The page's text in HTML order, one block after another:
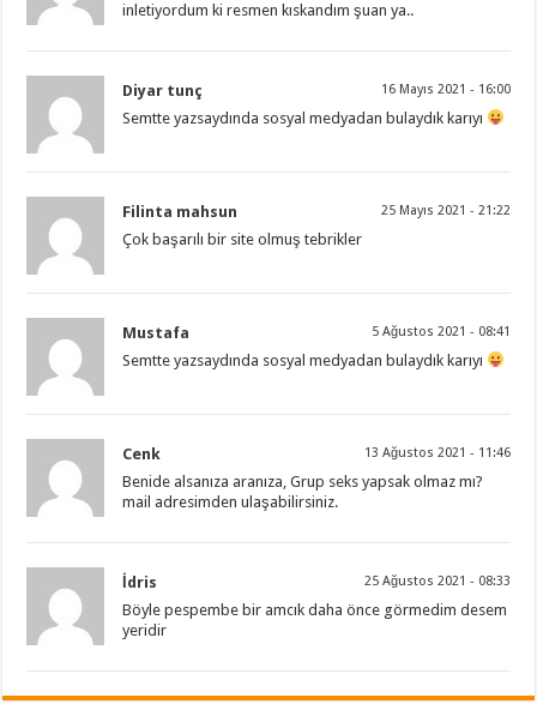
inletiyordum ki resmen kıskandım şuan ya..
Diyar tunç 16 Mayıs 2021 - 16:00
Semtte yazsaydında sosyal medyadan bulaydık karıyı
Filinta mahsun 25 Mayıs 2021 - 21:22
Çok başarılı bir site olmuş tebrikler
Mustafa 5 Ağustos 2021 - 08:41
Semtte yazsaydında sosyal medyadan bulaydık karıyı
Cenk 13 Ağustos 2021 - 11:46
Benide alsanıza aranıza, Grup seks yapsak olmaz mı?
mail adresimden ulaşabilirsiniz.
İdris 25 Ağustos 2021 - 08:33
Böyle pespembe bir amcık daha önce görmedim desem
yeridir